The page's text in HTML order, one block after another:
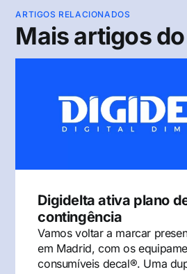
ARTIGOS RELACIONADOS
Mais artigos
Digidelta ativa plano
contingência
Vamos voltar a marcar
em Madrid, com os
consumíveis decal®. Uma